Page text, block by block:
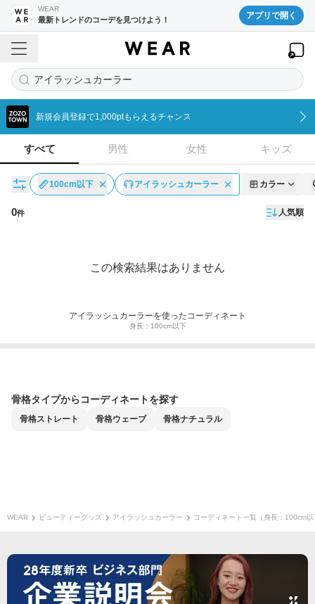
WEAR
最新トレンドのコーデを見つけよう！ アプリで開く
アイラッシュカーラー
新規会員登録で1,000ptもらえるチャンス
すべて 男性 女性 キッズ
100cm以下 アイラッシュカーラー カラー
0件 人気順
この検索結果はありません
アイラッシュカーラーを使ったコーディネート
身長：100cm以下
骨格タイプからコーディネートを探す
骨格ストレート 骨格ウェーブ 骨格ナチュラル
WEAR ビューティーグッズ アイラッシュカーラー コーディネート一覧（身長：100cm以